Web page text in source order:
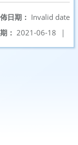
日期： Invalid date
： 2021-06-18 |